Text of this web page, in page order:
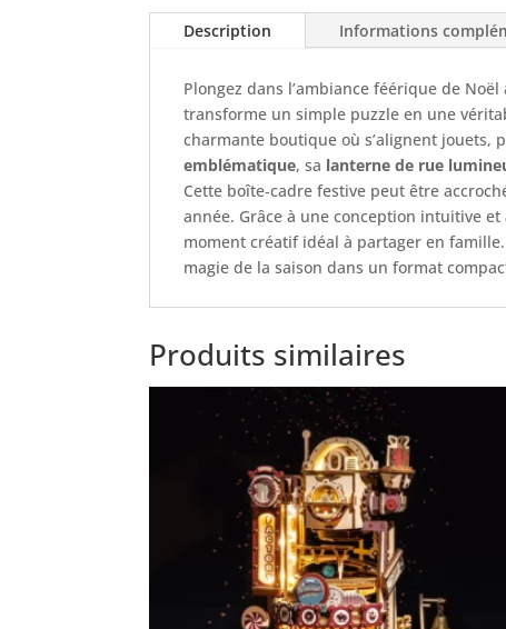
Description Informations
Plongez dans l’ambiance féérique de
transforme un simple puzzle en une
charmante boutique où s’alignent jouets,
emblématique, sa lanterne de rue
Cette boîte‑cadre festive peut être
année. Grâce à une conception intuitive
moment créatif idéal à partager en
magie de la saison dans un format
Produits similaires